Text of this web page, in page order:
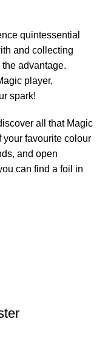
quintessential
and collecting
advantage.
player,
spark!
all that Magic
your favourite colour
and open
can find a foil in